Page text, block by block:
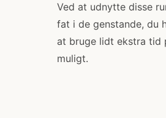
Ved at udnytte disse
fat i de genstande, du
at bruge lidt ekstra tid
muligt.